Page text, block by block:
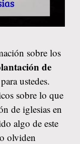
sobre los
de
ustedes.
sobre lo que
de iglesias en
algo de este
olviden